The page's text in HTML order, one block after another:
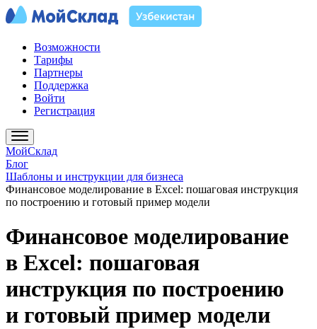
Возможности
Тарифы
Партнеры
Поддержка
Войти
Регистрация
МойСклад
Блог
Шаблоны и инструкции для бизнеса
Финансовое моделирование в Excel: пошаговая инструкция
по построению и готовый пример модели
Финансовое моделирование
в Excel: пошаговая
инструкция по построению
и готовый пример модели